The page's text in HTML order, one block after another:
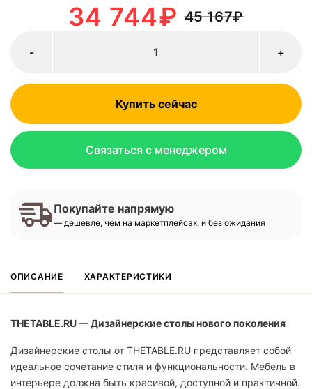
45 167₽
34 744₽
+
-
Купить сейчас
Связаться с менеджером
Покупайте напрямую
— дешевле, чем на маркетплейсах, и без ожидания
ОПИСАНИЕ ХАРАКТЕРИСТИКИ
THETABLE.RU — Дизайнерские столы нового поколения
Дизайнерские столы от THETABLE.RU представляет собой
идеальное сочетание стиля и функциональности. Мебель в
интерьере должна быть красивой, доступной и практичной.